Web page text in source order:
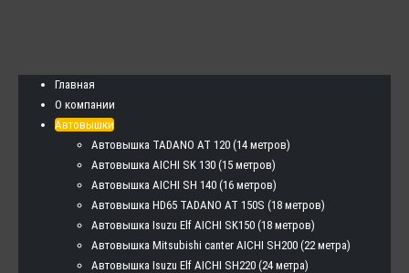
Главная
О компании
Автовышки
Автовышка TADANO AT 120 (14 метров)
Автовышка AICHI SK 130 (15 метров)
Автовышка AICHI SH 140 (16 метров)
Автовышка HD65 TADANO AT 150S (18 метров)
Автовышка Isuzu Elf AICHI SK150 (18 метров)
Автовышка Mitsubishi canter AICHI SH200 (22 метра)
Автовышка Isuzu Elf AICHI SH220 (24 метра)